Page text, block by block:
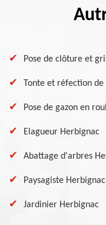
Pose de clôture et
Tonte et réfection
Pose de gazon en
Elagueur Herbignac
Abattage d'arbres
Paysagiste Herbignac
Jardinier Herbignac